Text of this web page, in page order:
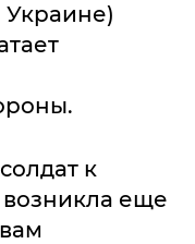
Украине)
к
еще